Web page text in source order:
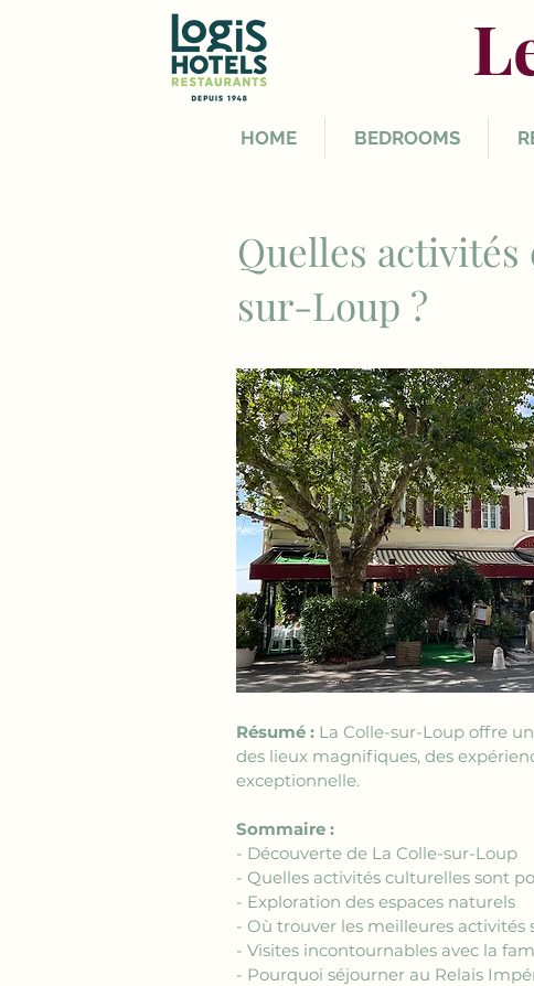
HOME BEDROOMS
Quelles
sur-Loup ?
Résumé : La Colle-sur-Loup offre
des lieux magnifiques, des
exceptionnelle.
Sommaire :
- Découverte de La Colle-sur-Loup
- Quelles activités culturelles sont
- Exploration des espaces naturels
- Où trouver les meilleures activités
- Visites incontournables avec la
- Pourquoi séjourner au Relais